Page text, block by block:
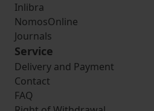
Inlibra
NomosOnline
Journals
Service
Delivery and Payment
Contact
FAQ